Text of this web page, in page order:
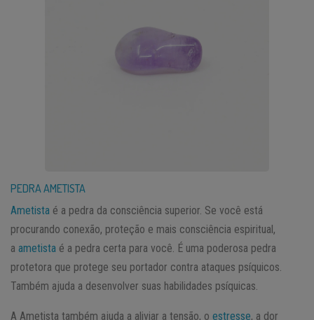
PEDRA AMETISTA
Ametista é a pedra da consciência superior. Se você está
procurando conexão, proteção e mais consciência espiritual,
a ametista é a pedra certa para você. É uma poderosa pedra
protetora que protege seu portador contra ataques psíquicos.
Também ajuda a desenvolver suas habilidades psíquicas.
A Ametista também ajuda a aliviar a tensão, o estresse, a dor